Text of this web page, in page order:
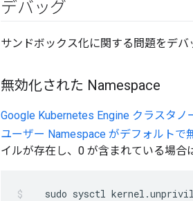
デバッグ
サンドボックス化に関する問題をデバ
無効化された Namespace
Google Kubernetes Engine クラスタ
ユーザー Namespace がデフォルトで
イルが存在し、0 が含まれている場合
sudo sysctl